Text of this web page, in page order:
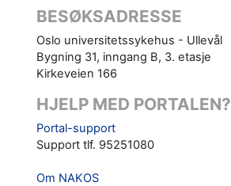
BESØKSADRESSE
Oslo universitetssykehus - Ullevål
Bygning 31, inngang B, 3. etasje
Kirkeveien 166
HJELP MED PORTALEN?
Portal-support
Support tlf. 95251080
Om NAKOS